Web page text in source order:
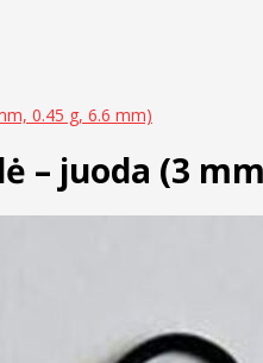
0.45 g, 6.6 mm)
– juoda (3